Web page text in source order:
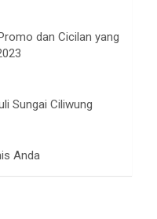
dan Cicilan yang
Sungai Ciliwung
Anda